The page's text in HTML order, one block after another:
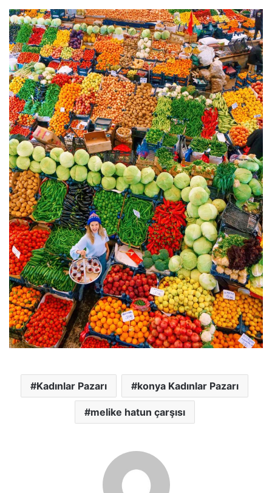
Kadınlar Pazarı konya Kadınlar Pazarı
melike hatun çarşısı